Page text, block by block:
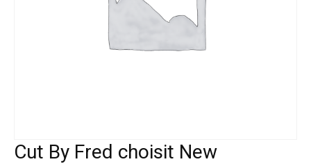
Cut By Fred choisit New